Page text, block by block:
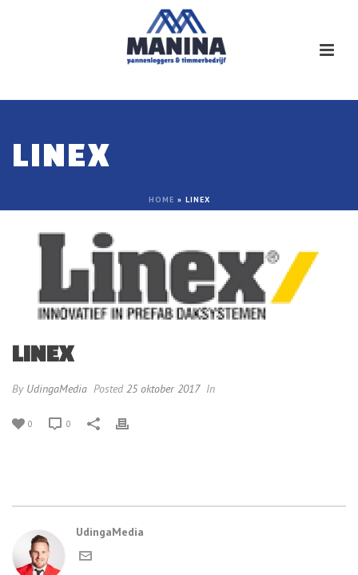
LINEX
HOME » LINEX
LINEX
By UdingaMedia Posted 25 oktober 2017 In
0 0
UdingaMedia